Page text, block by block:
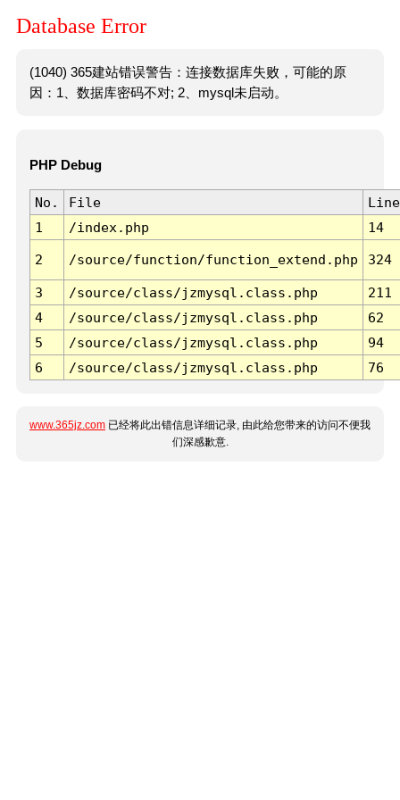
Database Error
(1040) 365建站错误警告：连接数据库失败，可能的原
因：1、数据库密码不对; 2、mysql未启动。
PHP Debug
No. File
Line
1
/index.php 14
2 /source/function/function_extend.php 324
3 /source/class/jzmysql.class.php
211
4
/source/class/jzmysql.class.php
62
5
/source/class/jzmysql.class.php
94
6
/source/class/jzmysql.class.php 76
www.365jz.com 已经将此出错信息详细记录, 由此给您带来的访问不便我
们深感歉意.